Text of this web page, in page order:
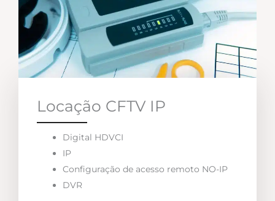
Locação CFTV IP
Digital HDVCI
IP
Configuração de acesso remoto NO-IP
DVR